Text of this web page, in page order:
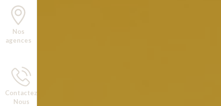
Nos
agences
Contactez
Nous